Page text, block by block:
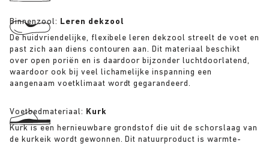
Binnenzool: Leren dekzool
De huidvriendelijke, flexibele leren dekzool streelt de voet en
past zich aan diens contouren aan. Dit materiaal beschikt
over open poriën en is daardoor bijzonder luchtdoorlatend,
waardoor ook bij veel lichamelijke inspanning een
aangenaam voetklimaat wordt gegarandeerd.
Voetbedmateriaal: Kurk
Kurk is een hernieuwbare grondstof die uit de schorslaag van
de kurkeik wordt gewonnen. Dit natuurproduct is warmte-